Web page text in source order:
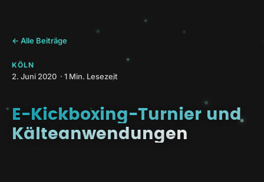
← Alle Beiträge
KÖLN
2. Juni 2020 · 1 Min. Lesezeit
E-Kickboxing-Turnier und
Kälteanwendungen